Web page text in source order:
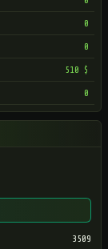
3509
0
0
510 $
0